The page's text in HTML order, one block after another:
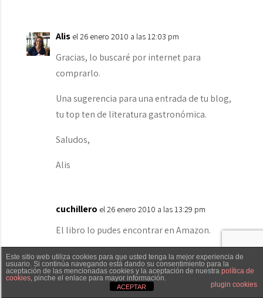
Alis el 26 enero 2010 a las 12:03 pm
Gracias, lo buscaré por internet para
comprarlo.
Una sugerencia para una entrada de tu blog,
tu top ten de literatura gastronómica.
Saludos,
Alis
cuchillero el 26 enero 2010 a las 13:29 pm
El libro lo pudes encontrar en Amazon.
El Cocinero Fielel 26 enero 2010 a las 20:10 pm
Txaber Allué Redes sociales Contacto
Este sitio web utiliza cookies para que usted tenga la mejor experiencia de
usuario. Si continúa navegando está dando su consentimiento para la
aceptación de las mencionadas cookies y la aceptación de nuestra política de
cookies, pinche el enlace para mayor información.
plugin cookies
ACEPTAR